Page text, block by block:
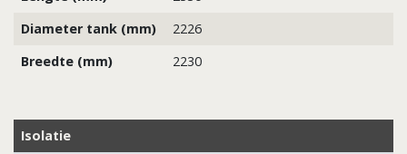
Diameter tank (mm)
2226
Breedte (mm)
2230
Isolatie